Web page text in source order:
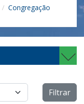
Congregação
Filtrar